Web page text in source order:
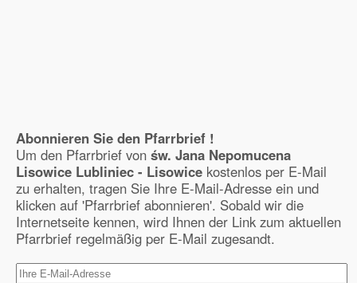
Abonnieren Sie den Pfarrbrief !
Um den Pfarrbrief von św. Jana Nepomucena
Lisowice Lubliniec - Lisowice kostenlos per E-Mail
zu erhalten, tragen Sie Ihre E-Mail-Adresse ein und
klicken auf 'Pfarrbrief abonnieren'. Sobald wir die
Internetseite kennen, wird Ihnen der Link zum aktuellen
Pfarrbrief regelmäßig per E-Mail zugesandt.